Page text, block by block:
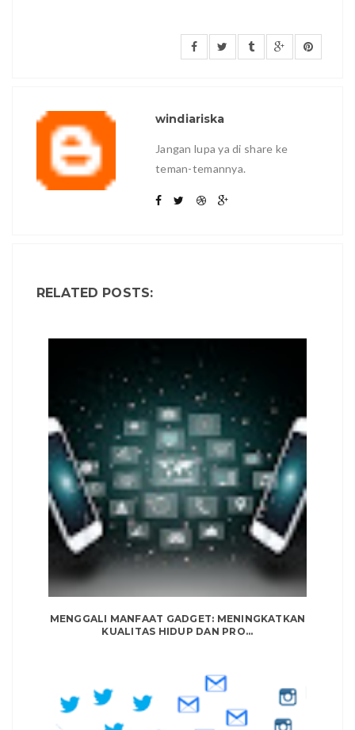
windiariska
Jangan lupa ya di share ke
teman-temannya.
RELATED POSTS:
MENGGALI MANFAAT GADGET: MENINGKATKAN
KUALITAS HIDUP DAN PRO...